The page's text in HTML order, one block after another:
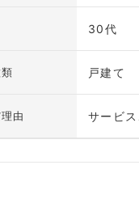
30代
戸建て
由 サービ